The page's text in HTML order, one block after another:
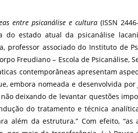
entre psicanálise e cultura(ISSN
estado atual da psicanálise
professor associado do Instituto de
Freudiano – Escola de Psicanálise,
contemporâneas apresentam
embora nomeada e desenvolvida por
deixando de levantar questões
do tratamento e técnica
além da estrutura.” Com efeito, “as